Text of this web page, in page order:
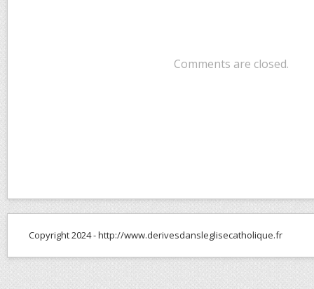
Comments are closed.
Copyright 2024 - http://www.derivesdansleglisecatholique.fr